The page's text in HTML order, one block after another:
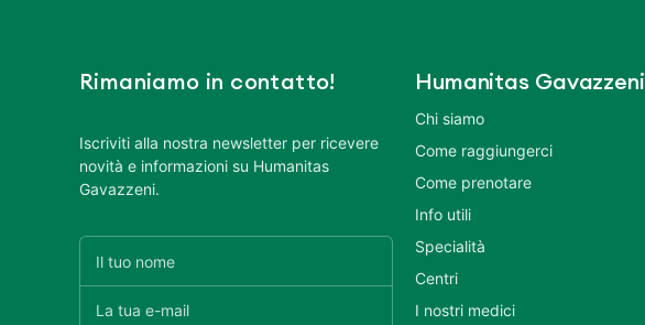
Rimaniamo in contatto!
Iscriviti alla nostra newsletter per ricevere
novità e informazioni su Humanitas
Gavazzeni.
Humanitas Gavazzeni
Chi siamo
Come raggiungerci
Come prenotare
Info utili
Specialità
Centri
I nostri medici